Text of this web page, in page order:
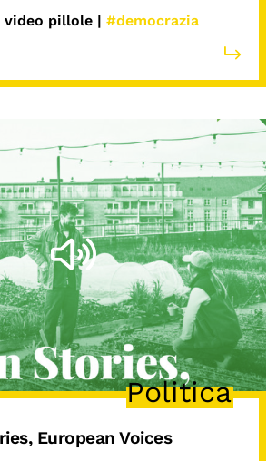
pillole | #democrazia
Politica
European Voices